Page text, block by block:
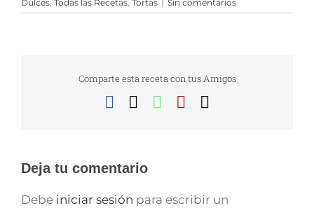
Dulces, Todas las Recetas, Tortas | Sin comentarios
Comparte esta receta con tus Amigos
FacebookWhatsApp
Pinterest
Deja tu comentario
Debe iniciar sesión para escribir un